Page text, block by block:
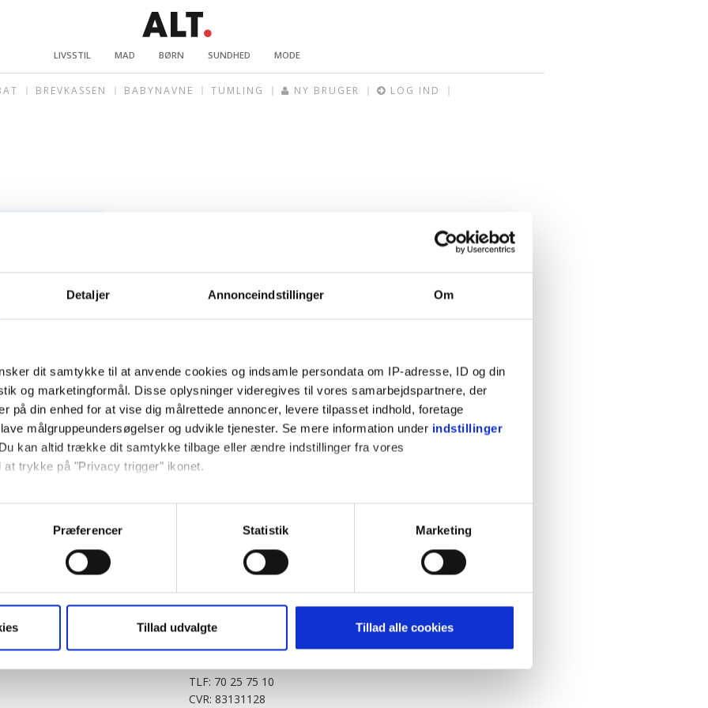
Detaljer Annonceindstillinger Om
dit samtykke til at anvende cookies og indsamle persondata om IP-adresse, ID og din
og marketingformål. Disse oplysninger videregives til vores samarbejdspartnere, der
på din enhed for at vise dig målrettede annoncer, levere tilpasset indhold, foretage
målgruppeundersøgelser og udvikle tjenester. Se mere information under indstillinger
kan altid trække dit samtykke tilbage eller ændre indstillinger fra vores
at trykke på "Privacy trigger" ikonet.
gerne:
om din placering, der kan være nøjagtig inden for få meter
baseret på en scanning af dens unikke karakteristika (fingerprinting)
må bruge egne cookies og cookies fra tredjeparter til at optimere dit besøg på vores
generere statistik og huske dine præferencer samt til brug for markedsføring, så vi
tilbage. Du skal være opmærksom på, at vores hjemmeside muligvis ikke fungerer
cookies eller tilbagetrækker et samtykke. Du kan læse mere om vores brug af cookies
Præferencer Statistik Marketing
Tillad udvalgte Tillad alle cookies
LIVSSTIL MAD BØRN SUNDHED MODE
BREVKASSEN BABYNAVNE TUMLING NY BRUGER LOG IND
KitchenOne.dk
Jollyroom.dk
Outnorth.dk
Klikk.no
Alt.dk
Realityportalen.dk
Cookiepolitik
Privatlivspolitik
BABY.DK
Story House Egmont A/S
Strødamvej 46
TLF: 70 25 75 10
CVR: 83131128